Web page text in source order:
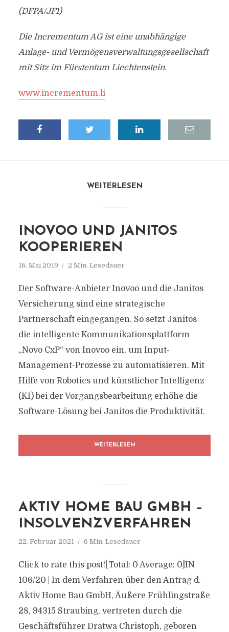
(DFPA/JF1)
Die Incrementum AG ist eine unabhängige
Anlage- und Vermögensverwaltungsgesellschaft
mit Sitz im Fürstentum Liechtenstein.
www.incrementum.li
WEITERLESEN
INOVOO UND JANITOS
KOOPERIEREN
16. Mai 2019 2 Min. Lesedauer
Der Software-Anbieter Inovoo und die Janitos
Versicherung sind eine strategische
Partnerschaft eingegangen. So setzt Janitos
die intelligente Kommunikationsplattform
„Novo CxP“ von Inovoo ein, um Input-
Management-Prozesse zu automatisieren. Mit
Hilfe von Robotics und künstlicher Intelligenz
(KI) bei der Vorgangsbearbeitung erhöhe die
Software-Lösung bei Janitos die Produktivität.
WEITERLESEN
AKTIV HOME BAU GMBH –
INSOLVENZVERFAHREN
22. Februar 2021 6 Min. Lesedauer
Click to rate this post![Total: 0 Average: 0]IN
106/20 | In dem Verfahren über den Antrag d.
Aktiv Home Bau GmbH, Äußere Frühlingstraße
28, 94315 Straubing, vertreten durch die
Geschäftsführer Dratwa Christoph, geboren